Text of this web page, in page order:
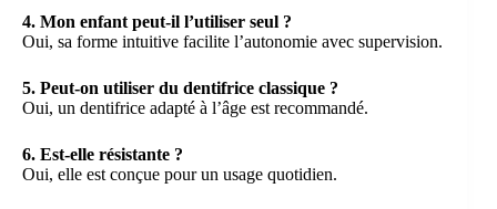
4. Mon enfant peut-il l’utiliser seul ?
Oui, sa forme intuitive facilite l’autonomie avec supervision.
5. Peut-on utiliser du dentifrice classique ?
Oui, un dentifrice adapté à l’âge est recommandé.
6. Est-elle résistante ?
Oui, elle est conçue pour un usage quotidien.